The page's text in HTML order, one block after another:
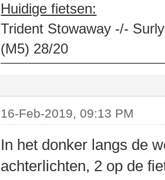
Huidige fietsen:
Trident Stowaway -/-
(M5) 28/20
16-Feb-2019, 09:13 PM
In het donker langs de
achterlichten, 2 op de